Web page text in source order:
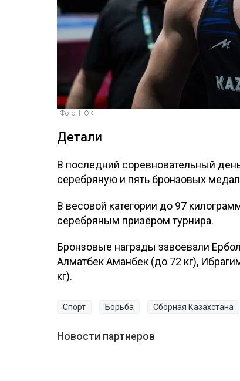
Фото: НОК
Детали
В последний соревновательный
серебряную и пять бронзовых
В весовой категории до 97
серебряным призёром турнира.
Бронзовые награды завоевали
Алматбек Аманбек (до 72 кг),
кг).
Спорт Борьба Сборная Казахстана
Новости партнеров